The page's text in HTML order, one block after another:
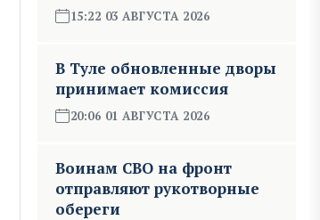
15:22 03 АВГУСТА 2026
В Туле обновленные дворы
принимает комиссия
20:06 01 АВГУСТА 2026
Воинам СВО на фронт
отправляют рукотворные
обереги